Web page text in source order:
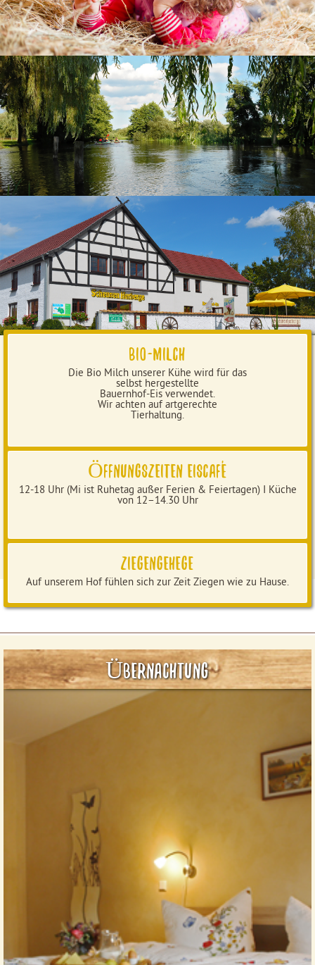
Bio-Milch
Die Bio Milch unserer Kühe wird für das
selbst hergestellte
Bauernhof-Eis verwendet.
Wir achten auf artgerechte
Tierhaltung.
Öffnungszeiten Eiscafé
12-18 Uhr (Mi ist Ruhetag außer Ferien & Feiertagen) I Küche
von 12–14.30 Uhr
Ziegengehege
Auf unserem Hof fühlen sich zur Zeit Ziegen wie zu Hause.
Übernachtung
wir komfortable Ferienwohnungen, Doppel- und
Einzelzimmer an.